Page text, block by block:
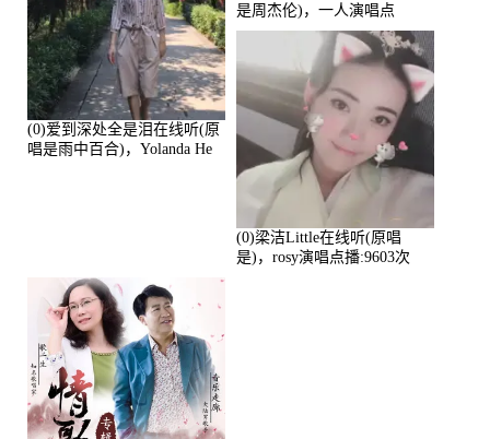
(0)爱到深处全是泪在线听(原
唱是雨中百合)，Yolanda He
是周杰伦)，一人演唱点
播:10765次
(0)梁洁Little在线听(原唱
是)，rosy演唱点播:9603次